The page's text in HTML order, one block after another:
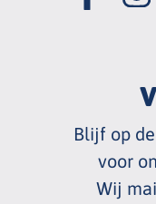
Blijf op
voor
Wij